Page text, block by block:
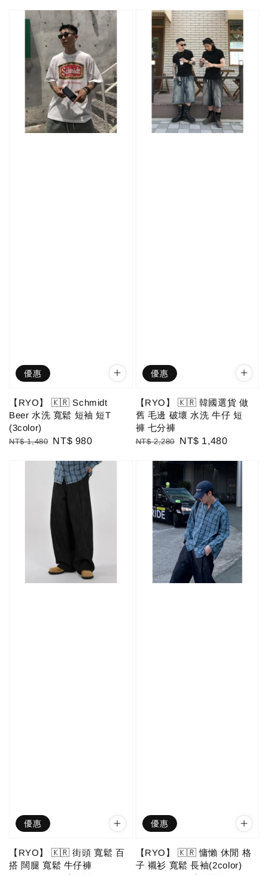
優惠
【RYO】 🇰🇷 Schmidt
Beer 水洗 寬鬆 短袖 短T
(3color)
Regular
NT$ 1,480 Sale
NT$ 980
優惠
【RYO】 🇰🇷 韓國選貨 做
舊 毛邊 破壞 水洗 牛仔 短
褲 七分褲
Regular
NT$ 2,280
Sale
NT$ 1,480
優惠
【RYO】 🇰🇷 街頭 寬鬆 百
搭 闊腿 寬鬆 牛仔褲
優惠
【RYO】 🇰🇷 慵懶 休閒 格
子 襯衫 寬鬆 長袖(2color)